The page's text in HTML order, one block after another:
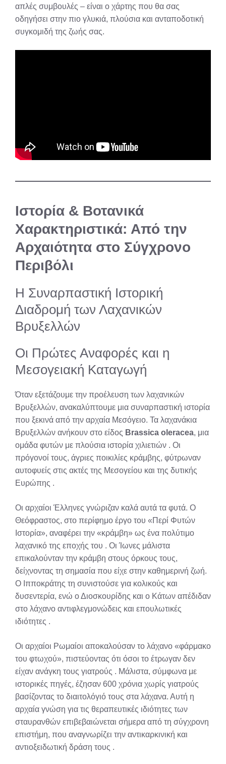
απλές συμβουλές – είναι ο χάρτης που θα σας
οδηγήσει στην πιο γλυκιά, πλούσια και ανταποδοτική
συγκομιδή της ζωής σας.
Ιστορία & Βοτανικά
Χαρακτηριστικά: Από την
Αρχαιότητα στο Σύγχρονο
Περιβόλι
Η Συναρπαστική Ιστορική
Διαδρομή των Λαχανικών
Βρυξελλών
Οι Πρώτες Αναφορές και η
Μεσογειακή Καταγωγή
Όταν εξετάζουμε την προέλευση των λαχανικών
Βρυξελλών, ανακαλύπτουμε μια συναρπαστική ιστορία
που ξεκινά από την αρχαία Μεσόγειο. Τα λαχανάκια
Βρυξελλών ανήκουν στο είδος Brassica oleracea, μια
ομάδα φυτών με πλούσια ιστορία χιλιετιών . Οι
πρόγονοί τους, άγριες ποικιλίες κράμβης, φύτρωναν
αυτοφυείς στις ακτές της Μεσογείου και της δυτικής
Ευρώπης .
Οι αρχαίοι Έλληνες γνώριζαν καλά αυτά τα φυτά. Ο
Θεόφραστος, στο περίφημο έργο του «Περί Φυτών
Ιστορία», αναφέρει την «κράμβη» ως ένα πολύτιμο
λαχανικό της εποχής του . Οι Ίωνες μάλιστα
επικαλούνταν την κράμβη στους όρκους τους,
δείχνοντας τη σημασία που είχε στην καθημερινή ζωή.
Ο Ιπποκράτης τη συνιστούσε για κολικούς και
δυσεντερία, ενώ ο Διοσκουρίδης και ο Κάτων απέδιδαν
στο λάχανο αντιφλεγμονώδεις και επουλωτικές
ιδιότητες .
Οι αρχαίοι Ρωμαίοι αποκαλούσαν το λάχανο «φάρμακο
του φτωχού», πιστεύοντας ότι όσοι το έτρωγαν δεν
είχαν ανάγκη τους γιατρούς . Μάλιστα, σύμφωνα με
ιστορικές πηγές, έζησαν 600 χρόνια χωρίς γιατρούς
βασίζοντας το διαιτολόγιό τους στα λάχανα. Αυτή η
αρχαία γνώση για τις θεραπευτικές ιδιότητες των
σταυρανθών επιβεβαιώνεται σήμερα από τη σύγχρονη
επιστήμη, που αναγνωρίζει την αντικαρκινική και
αντιοξειδωτική δράση τους .